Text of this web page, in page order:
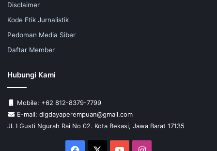
Disclaimer
Kode Etik Jurnalistik
Pedoman Media Siber
Daftar Member
Hubungi Kami
Mobile: +62 812-8379-7799
E-mail: digdayaperempuan@gmail.com
Jl. I Gusti Ngurah Rai No 02. Kota Bekasi, Jawa Barat 17135